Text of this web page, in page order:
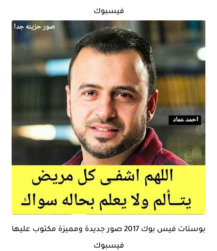
فيسبوك
بوستات فيس بوك 2017 صور جديدة ومميزة مكتوب عليها
فيسبوك